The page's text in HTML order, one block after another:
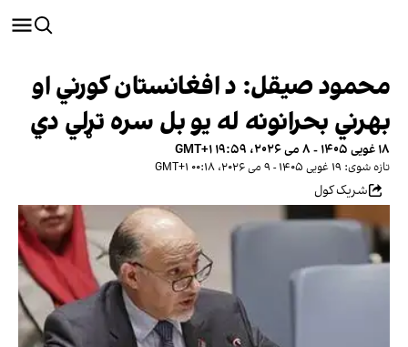
محمود صیقل: د افغانستان کورني او
بهرني بحرانونه له یو بل سره تړلي دي
۱۸ غویی ۱۴۰۵ - ۸ می ۲۰۲۶، ۱۹:۵۹ GMT+۱
تازه شوی: ۱۹ غویی ۱۴۰۵ - ۹ می ۲۰۲۶، ۰۰:۱۸ GMT+۱
شریک کول